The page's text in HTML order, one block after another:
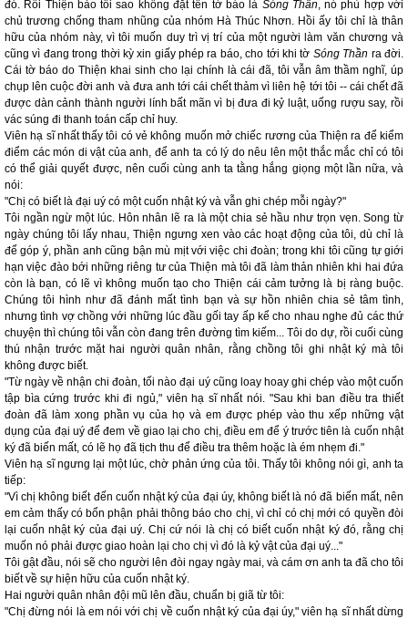
đó. Rồi Thiện bảo tôi sao không đặt tên tờ báo là Sóng Thần, nó phù hợp với
chủ trương chống tham nhũng của nhóm Hà Thúc Nhơn. Hồi ấy tôi chỉ là thân
hữu của nhóm này, vì tôi muốn duy trì vị trí của một người làm văn chương và
cũng vì đang trong thời kỳ xin giấy phép ra báo, cho tới khi tờ Sóng Thần ra đời.
Cái tờ báo do Thiện khai sinh cho lại chính là cái đã, tôi vẫn âm thầm nghĩ, úp
chụp lên cuộc đời anh và đưa anh tới cái chết thảm vì liên hệ tới tôi -- cái chết đã
được dàn cảnh thành người lính bất mãn vì bị đưa đi kỷ luật, uống rượu say, rồi
vác súng đi thanh toán cấp chỉ huy.
Viên hạ sĩ nhất thấy tôi có vẻ không muốn mở chiếc rương của Thiện ra để kiểm
điểm các món di vật của anh, để anh ta có lý do nêu lên một thắc mắc chỉ có tôi
có thể giải quyết được, nên cuối cùng anh ta tằng hắng giọng một lần nữa, và
nói:
"Chị có biết là đại uý có một cuốn nhật ký và vẫn ghi chép mỗi ngày?"
Tôi ngần ngừ một lúc. Hôn nhân lẽ ra là một chia sẻ hầu như trọn vẹn. Song từ
ngày chúng tôi lấy nhau, Thiện ngưng xen vào các hoạt động của tôi, dù chỉ là
để góp ý, phần anh cũng bận mù mịt với việc chi đoàn; trong khi tôi cũng tự giới
hạn việc đào bới những riêng tư của Thiện mà tôi đã làm thản nhiên khi hai đứa
còn là bạn, có lẽ vì không muốn tạo cho Thiện cái cảm tưởng là bị ràng buộc.
Chúng tôi hình như đã đánh mất tình bạn và sự hồn nhiên chia sẻ tâm tình,
nhưng tình vợ chồng với những lúc đầu gối tay ấp kể cho nhau nghe đủ các thứ
chuyện thì chúng tôi vẫn còn đang trên đường tìm kiếm... Tôi do dự, rồi cuối cùng
thú nhận trước mặt hai người quân nhân, rằng chồng tôi ghi nhật ký mà tôi
không được biết.
"Từ ngày về nhận chi đoàn, tối nào đại uý cũng loay hoay ghi chép vào một cuốn
tập bìa cứng trước khi đi ngủ," viên hạ sĩ nhất nói. "Sau khi ban điều tra thiết
đoàn đã làm xong phần vụ của họ và em được phép vào thu xếp những vật
dụng của đại uý để đem về giao lại cho chị, điều em để ý trước tiên là cuốn nhật
ký đã biến mất, có lẽ họ đã tịch thu để điều tra thêm hoặc là ém nhẹm đi."
Viên hạ sĩ ngưng lại một lúc, chờ phản ứng của tôi. Thấy tôi không nói gì, anh ta
tiếp:
"Vì chị không biết đến cuốn nhật ký của đại úy, không biết là nó đã biến mất, nên
em cảm thấy có bổn phận phải thông báo cho chị, vì chỉ có chị mới có quyền đòi
lại cuốn nhật ký của đại uý. Chị cứ nói là chị có biết cuốn nhật ký đó, rằng chị
muốn nó phải được giao hoàn lại cho chị vì đó là kỷ vật của đại uý..."
Tôi gật đầu, nói sẽ cho người lên đòi ngay ngày mai, và cám ơn anh ta đã cho tôi
biết về sự hiện hữu của cuốn nhật ký.
Hai người quân nhân đội mũ lên đầu, chuẩn bị giã từ tôi:
"Chị đừng nói là em nói với chị về cuốn nhật ký của đại úy," viên hạ sĩ nhất dừng